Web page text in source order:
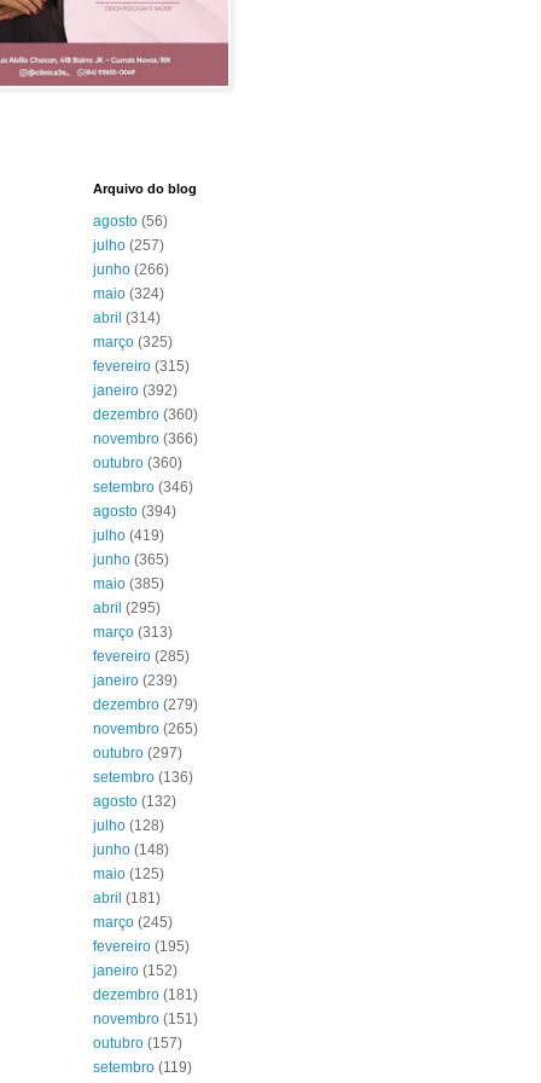
Arquivo do blog
agosto (56)
julho (257)
junho (266)
maio (324)
abril (314)
março (325)
fevereiro (315)
janeiro (392)
dezembro (360)
novembro (366)
outubro (360)
setembro (346)
agosto (394)
julho (419)
junho (365)
maio (385)
abril (295)
março (313)
fevereiro (285)
janeiro (239)
dezembro (279)
novembro (265)
outubro (297)
setembro (136)
agosto (132)
julho (128)
junho (148)
maio (125)
abril (181)
março (245)
fevereiro (195)
janeiro (152)
dezembro (181)
novembro (151)
outubro (157)
setembro (119)